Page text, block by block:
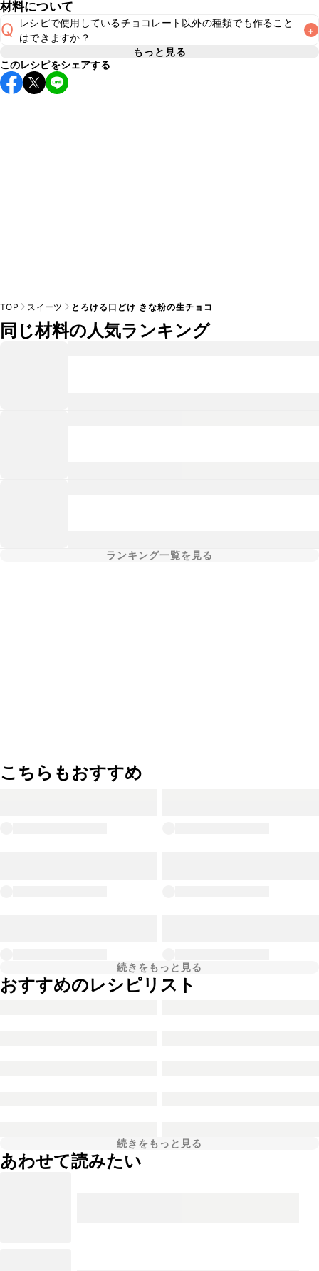
A
こちらでラッピング方法をご紹介しています。お好みのラッ
ピング方法をお試しください。なお、要冷蔵のスイーツのた
め、お持ち運びの際は保冷剤をつけることをおすすめいたし
ます。
材料について
Q
レシピで使用しているチョコレート以外の種類でも作ること
はできますか？
+
A きな粉の風味や色味を活かすために、レシピ通りホワイト
もっと見る
このレシピをシェアする
TOP スイーツ とろける口どけ きな粉の生チョコ
同じ材料の人気ランキング
ランキング一覧を見る
こちらもおすすめ
続きをもっと見る
おすすめのレシピリスト
続きをもっと見る
あわせて読みたい